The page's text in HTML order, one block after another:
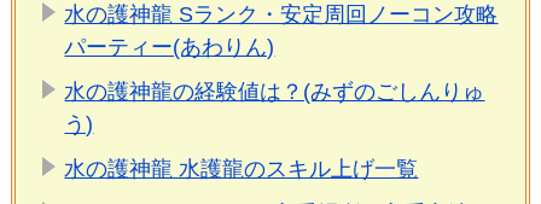
水の護神龍 Sランク・安定周回ノーコン攻略
パーティー(あわりん)
水の護神龍の経験値は？(みずのごしんりゅ
う)
水の護神龍 水護龍のスキル上げ一覧